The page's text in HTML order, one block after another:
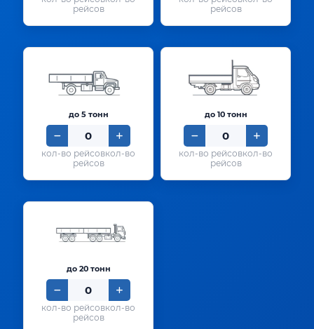
рейсов
рейсов
до 5 тонн
кол-во
рейсов
до 10 тонн
кол-во
рейсов
до 20 тонн
кол-во
рейсов